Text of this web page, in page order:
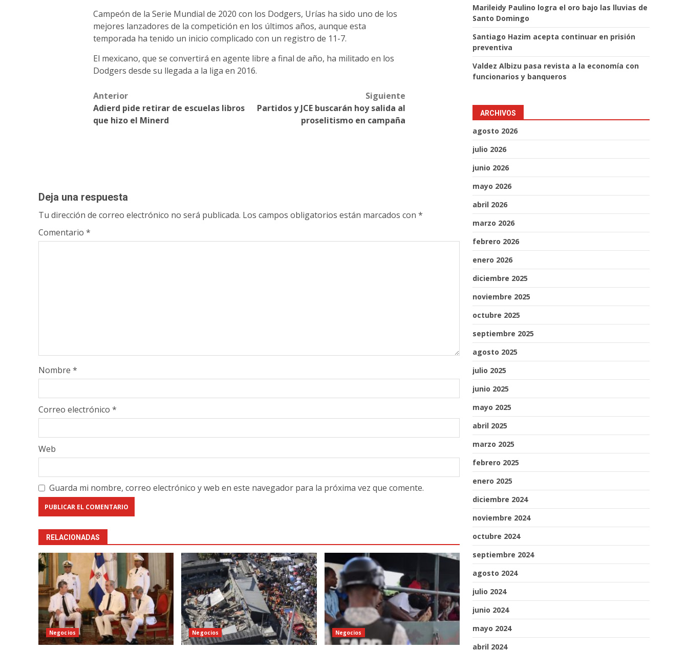
Campeón de la Serie Mundial de 2020 con los Dodgers, Urías ha sido uno de los
mejores lanzadores de la competición en los últimos años, aunque esta
temporada ha tenido un inicio complicado con un registro de 11-7.
El mexicano, que se convertirá en agente libre a final de año, ha militado en los
Dodgers desde su llegada a la liga en 2016.
Post
navigation
Anterior
Adierd pide retirar de escuelas libros
que hizo el Minerd
Siguiente
Partidos y JCE buscarán hoy salida al
proselitismo en campaña
Deja una respuesta
Tu dirección de correo electrónico no será publicada. Los campos obligatorios están marcados con *
Comentario *
Nombre *
Correo electrónico *
Web
Guarda mi nombre, correo electrónico y web en este navegador para la próxima vez que comente.
RELACIONADAS
Negocios Negocios Negocios
Marileidy Paulino logra el oro bajo las lluvias de
Santo Domingo
Santiago Hazim acepta continuar en prisión
preventiva
Valdez Albizu pasa revista a la economía con
funcionarios y banqueros
ARCHIVOS
agosto 2026
julio 2026
junio 2026
mayo 2026
abril 2026
marzo 2026
febrero 2026
enero 2026
diciembre 2025
noviembre 2025
octubre 2025
septiembre 2025
agosto 2025
julio 2025
junio 2025
mayo 2025
abril 2025
marzo 2025
febrero 2025
enero 2025
diciembre 2024
noviembre 2024
octubre 2024
septiembre 2024
agosto 2024
julio 2024
junio 2024
mayo 2024
abril 2024